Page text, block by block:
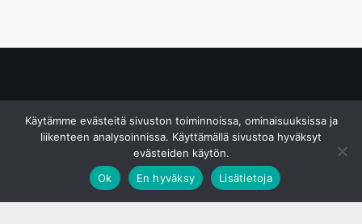
Käytämme evästeitä sivuston toiminnoissa, ominaisuuksissa ja
liikenteen analysoinnissa. Käyttämällä sivustoa hyväksyt
evästeiden käytön.
Ok
En hyväksy Lisätietoja